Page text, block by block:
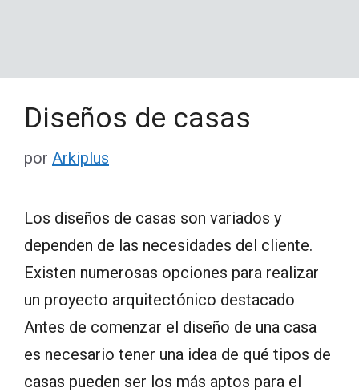
Diseños de casas
por Arkiplus
Los diseños de casas son variados y
dependen de las necesidades del cliente.
Existen numerosas opciones para realizar
un proyecto arquitectónico destacado
Antes de comenzar el diseño de una casa
es necesario tener una idea de qué tipos de
casas pueden ser los más aptos para el